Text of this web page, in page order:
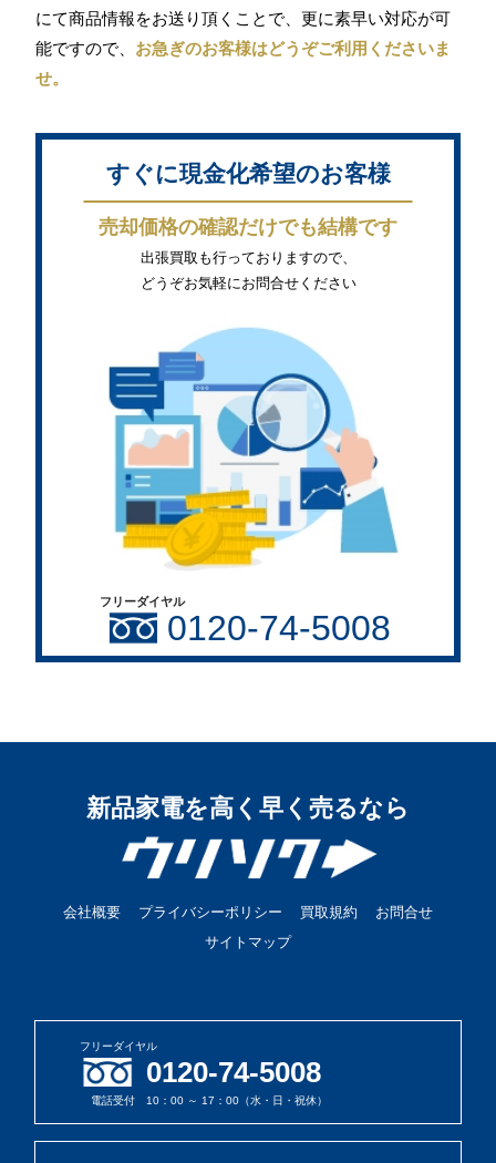
にて商品情報をお送り頂くことで、更に素早い対応が可
能ですので、 お急ぎのお客様はどうぞご利用くださいま
せ。
すぐに現金化希望のお客様
売却価格の確認だけでも結構です
出張買取も行っておりますので、
どうぞお気軽にお問合せください
フリーダイヤル
0120-74-5008
新品家電を高く早く売るなら
会社概要 プライバシーポリシー 買取規約
お問合せ
サイトマップ
フリーダイヤル
0120-74-5008
電話受付 10：00 ～ 17：00（水・日・祝休）